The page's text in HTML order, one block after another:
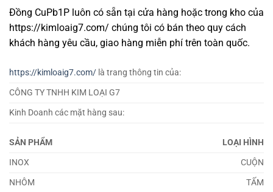
Đồng CuPb1P luôn có sẵn tại cửa hàng hoặc trong kho của
https://kimloaig7.com/ chúng tôi có bán theo quy cách
khách hàng yêu cầu, giao hàng miễn phí trên toàn quốc.
https://kimloaig7.com/ là trang thông tin của:
CÔNG TY TNHH KIM LOẠI G7
Kinh Doanh các mặt hàng sau:
SẢN PHẨM
LOẠI HÌNH
INOX
CUỘN
NHÔM
TẤM